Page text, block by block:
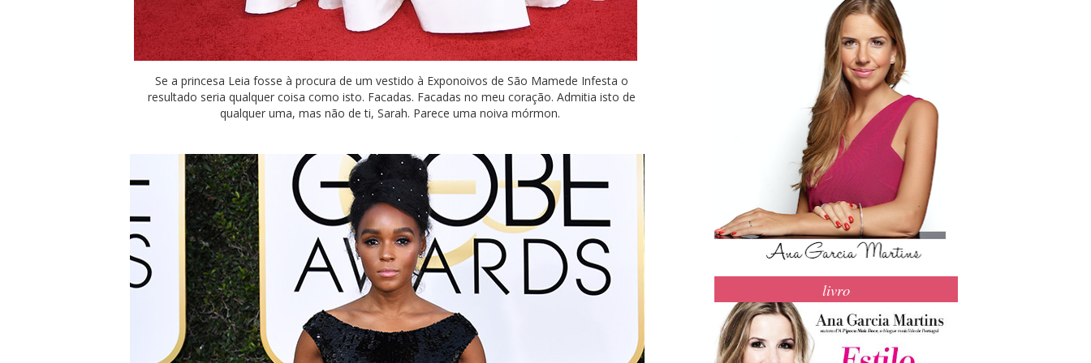
Se a princesa Leia fosse à procura de um vestido à Exponoivos de São Mamede Infesta o
resultado seria qualquer coisa como isto. Facadas. Facadas no meu coração. Admitia isto de
qualquer uma, mas não de ti, Sarah. Parece uma noiva mórmon.
livro